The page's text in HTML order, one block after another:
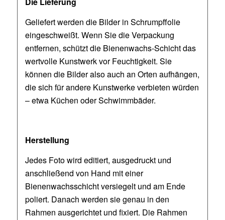
Geliefert werden die Bilder in Schrumpffolie
eingeschweißt. Wenn Sie die Verpackung
entfernen, schützt die Bienenwachs-Schicht das
wertvolle Kunstwerk vor Feuchtigkeit. Sie
können die Bilder also auch an Orten aufhängen,
die sich für andere Kunstwerke verbieten würden
– etwa Küchen oder Schwimmbäder.
Herstellung
Jedes Foto wird editiert, ausgedruckt und
anschließend von Hand mit einer
Bienenwachsschicht versiegelt und am Ende
poliert. Danach werden sie genau in den
Rahmen ausgerichtet und fixiert. Die Rahmen